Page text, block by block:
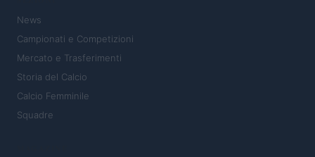
News
Campionati e Competizioni
Mercato e Trasferimenti
Storia del Calcio
Calcio Femminile
Squadre